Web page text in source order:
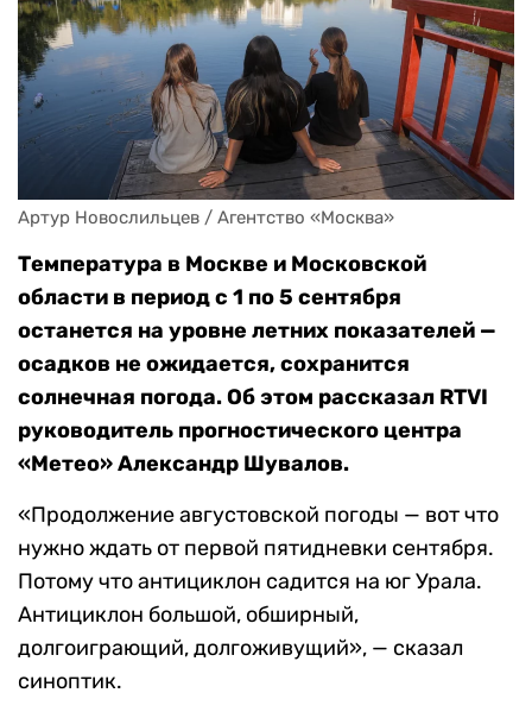
Артур Новослильцев / Агентство «Москва»
Температура в Москве и Московской
области в период с 1 по 5 сентября
останется на уровне летних показателей —
осадков не ожидается, сохранится
солнечная погода. Об этом рассказал RTVI
руководитель прогностического центра
«Mетео» Александр Шувалов.
«Продолжение августовской погоды — вот что
нужно ждать от первой пятидневки сентября.
Потому что антициклон садится на юг Урала.
Антициклон большой, обширный,
долгоиграющий, долгоживущий», — сказал
синоптик.